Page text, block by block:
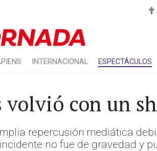
INTERNACIONAL ESPECTÁCULOS
volvió con un
repercusión mediática
no fue de gravedad y